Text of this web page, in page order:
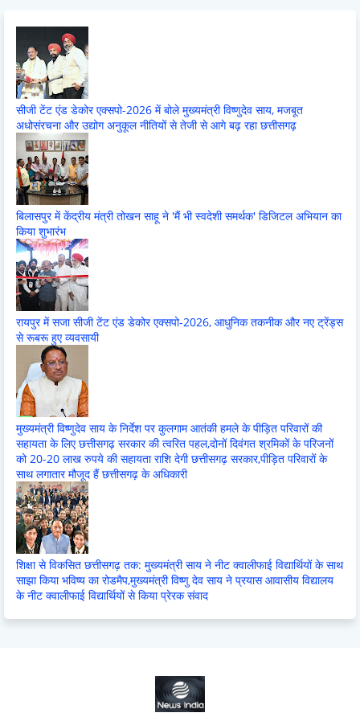
सीजी टेंट एंड डेकोर एक्सपो-2026 में बोले मुख्यमंत्री विष्णुदेव साय, मजबूत
अधोसंरचना और उद्योग अनुकूल नीतियों से तेजी से आगे बढ़ रहा छत्तीसगढ़
बिलासपुर में केंद्रीय मंत्री तोखन साहू ने 'मैं भी स्वदेशी समर्थक' डिजिटल अभियान का
किया शुभारंभ
रायपुर में सजा सीजी टेंट एंड डेकोर एक्सपो-2026, आधुनिक तकनीक और नए ट्रेंड्स
से रूबरू हुए व्यवसायी
मुख्यमंत्री विष्णुदेव साय के निर्देश पर कुलगाम आतंकी हमले के पीड़ित परिवारों की
सहायता के लिए छत्तीसगढ़ सरकार की त्वरित पहल,दोनों दिवंगत श्रमिकों के परिजनों
को 20-20 लाख रुपये की सहायता राशि देगी छत्तीसगढ़ सरकार,पीड़ित परिवारों के
साथ लगातार मौजूद हैं छत्तीसगढ़ के अधिकारी
शिक्षा से विकसित छत्तीसगढ़ तक: मुख्यमंत्री साय ने नीट क्वालीफाई विद्यार्थियों के साथ
साझा किया भविष्य का रोडमैप,मुख्यमंत्री विष्णु देव साय ने प्रयास आवासीय विद्यालय
के नीट क्वालीफाई विद्यार्थियों से किया प्रेरक संवाद